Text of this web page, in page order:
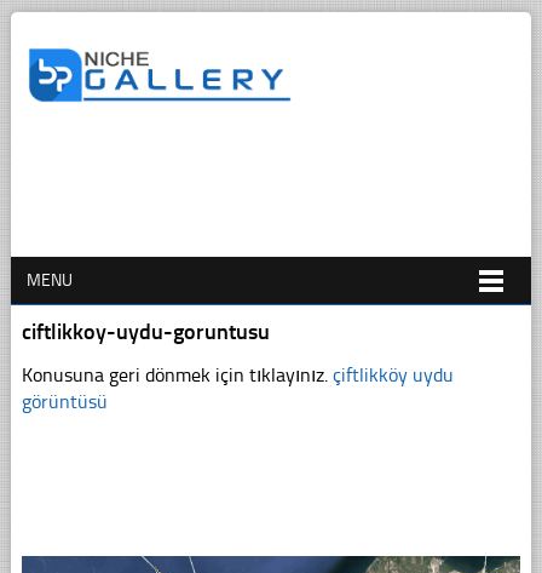
MENU
ciftlikkoy-uydu-goruntusu
Konusuna geri dönmek için tıklayınız. çiftlikköy uydu
görüntüsü